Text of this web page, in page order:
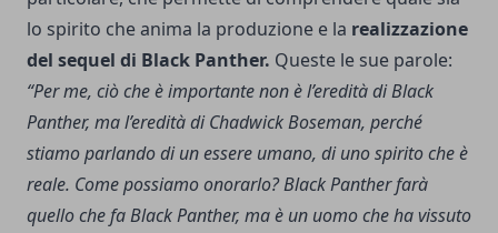
lo spirito che anima la produzione e la realizzazione
del sequel di Black Panther. Queste le sue parole:
“Per me, ciò che è importante non è l’eredità di Black
Panther, ma l’eredità di Chadwick Boseman, perché
stiamo parlando di un essere umano, di uno spirito che è
reale. Come possiamo onorarlo? Black Panther farà
quello che fa Black Panther, ma è un uomo che ha vissuto